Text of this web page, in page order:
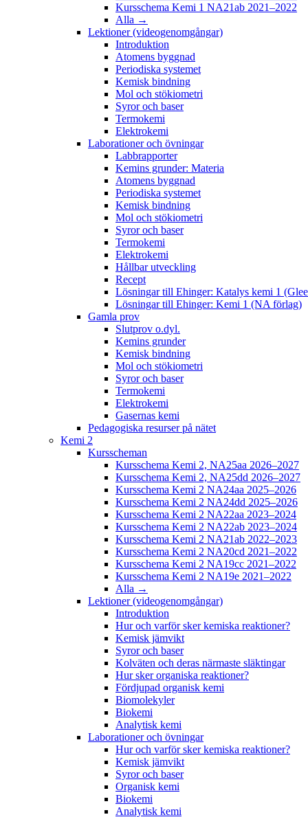
Kursschema Kemi 1 NA21ab 2021–2022
Alla →
Lektioner (videogenomgångar)
Introduktion
Atomens byggnad
Periodiska systemet
Kemisk bindning
Mol och stökiometri
Syror och baser
Termokemi
Elektrokemi
Laborationer och övningar
Labbrapporter
Kemins grunder: Materia
Atomens byggnad
Periodiska systemet
Kemisk bindning
Mol och stökiometri
Syror och baser
Termokemi
Elektrokemi
Hållbar utveckling
Recept
Lösningar till Ehinger: Katalys kemi 1
Lösningar till Ehinger: Kemi 1 (NA förlag)
Gamla prov
Slutprov o.dyl.
Kemins grunder
Kemisk bindning
Mol och stökiometri
Syror och baser
Termokemi
Elektrokemi
Gasernas kemi
Pedagogiska resurser på nätet
Kemi 2
Kursscheman
Kursschema Kemi 2, NA25aa 2026–2027
Kursschema Kemi 2, NA25dd 2026–2027
Kursschema Kemi 2 NA24aa 2025–2026
Kursschema Kemi 2 NA24dd 2025–2026
Kursschema Kemi 2 NA22aa 2023–2024
Kursschema Kemi 2 NA22ab 2023–2024
Kursschema Kemi 2 NA21ab 2022–2023
Kursschema Kemi 2 NA20cd 2021–2022
Kursschema Kemi 2 NA19cc 2021–2022
Kursschema Kemi 2 NA19e 2021–2022
Alla →
Lektioner (videogenomgångar)
Introduktion
Hur och varför sker kemiska reaktioner?
Kemisk jämvikt
Syror och baser
Kolväten och deras närmaste släktingar
Hur sker organiska reaktioner?
Fördjupad organisk kemi
Biomolekyler
Biokemi
Analytisk kemi
Laborationer och övningar
Hur och varför sker kemiska reaktioner?
Kemisk jämvikt
Syror och baser
Organisk kemi
Biokemi
Analytisk kemi